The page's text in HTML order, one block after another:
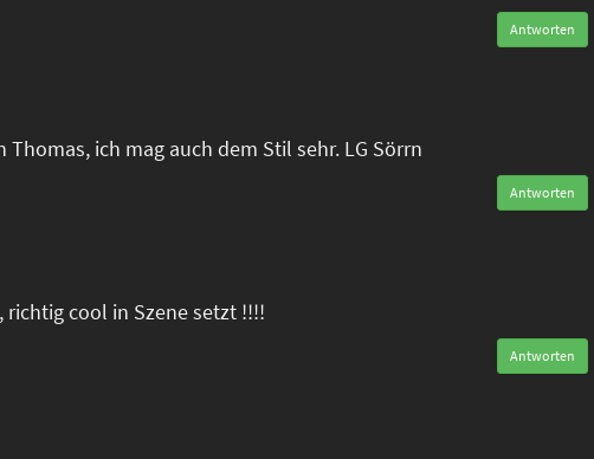
Antworten
Thomas, ich mag auch dem Stil sehr. LG Sörrn
Antworten
richtig cool in Szene setzt !!!!
Antworten